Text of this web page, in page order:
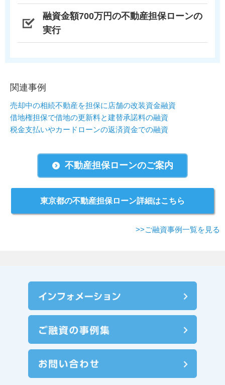
融資金額700万円の不動産担保ローンの
実行
関連事例
売却中の相続不動産を担保に店舗の改装資金融資
借地権担保で借地の更新料と建替承諾料の融資
税金支払いやカードローンの返済資金での融資
不動産担保ローンのご案内
東京都の不動産担保ローン詳細はこちら
>>ご融資事例一覧を見る